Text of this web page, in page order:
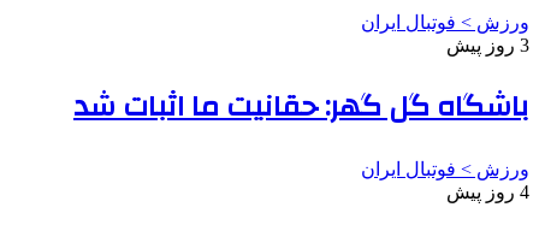
ورزش > فوتبال ایران
3 روز پیش
باشگاه گل گهر: حقانیت ما اثبات شد
ورزش > فوتبال ایران
4 روز پیش